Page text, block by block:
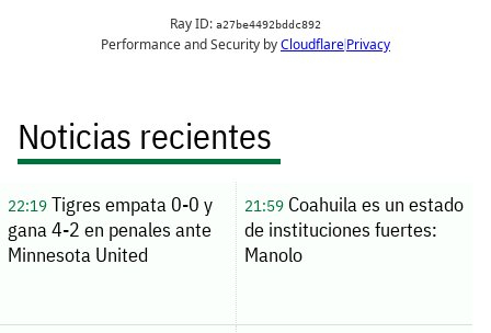
Noticias recientes
22:19Tigres empata 0-0 y
gana 4-2 en penales ante
Minnesota United
21:59Coahuila es un estado
de instituciones fuertes:
Manolo